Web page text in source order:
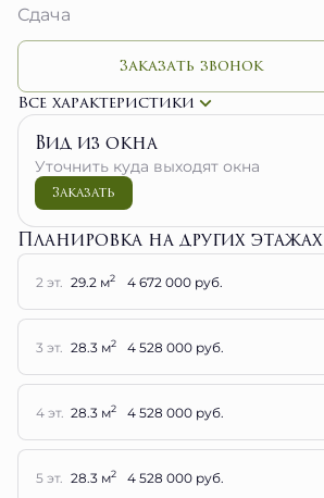
Сдача
Заказать звонок
Все характеристики
Вид из окна
Уточнить куда выходят окна
Заказать
Планировка на других этажах
2 эт. 29.2 м2 4 672 000 руб.
3 эт. 28.3 м2 4 528 000 руб.
4 эт. 28.3 м2 4 528 000 руб.
5 эт. 28.3 м2 4 528 000 руб.